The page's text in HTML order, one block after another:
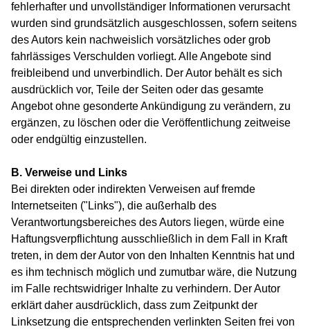
fehlerhafter und unvollständiger Informationen verursacht
wurden sind grundsätzlich ausgeschlossen, sofern seitens
des Autors kein nachweislich vorsätzliches oder grob
fahrlässiges Verschulden vorliegt. Alle Angebote sind
freibleibend und unverbindlich. Der Autor behält es sich
ausdrücklich vor, Teile der Seiten oder das gesamte
Angebot ohne gesonderte Ankündigung zu verändern, zu
ergänzen, zu löschen oder die Veröffentlichung zeitweise
oder endgültig einzustellen.
B. Verweise und Links
Bei direkten oder indirekten Verweisen auf fremde
Internetseiten ("Links"), die außerhalb des
Verantwortungsbereiches des Autors liegen, würde eine
Haftungsverpflichtung ausschließlich in dem Fall in Kraft
treten, in dem der Autor von den Inhalten Kenntnis hat und
es ihm technisch möglich und zumutbar wäre, die Nutzung
im Falle rechtswidriger Inhalte zu verhindern. Der Autor
erklärt daher ausdrücklich, dass zum Zeitpunkt der
Linksetzung die entsprechenden verlinkten Seiten frei von